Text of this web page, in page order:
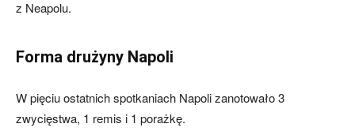
z Neapolu.
Forma drużyny Napoli
W pięciu ostatnich spotkaniach Napoli zanotowało 3
zwycięstwa, 1 remis i 1 porażkę.